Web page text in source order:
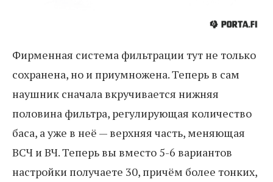
Фирменная система фильтрации тут не только
сохранена, но и приумножена. Теперь в сам
наушник сначала вкручивается нижняя
половина фильтра, регулирующая количество
баса, а уже в неё — верхняя часть, меняющая
ВСЧ и ВЧ. Теперь вы вместо 5-6 вариантов
настройки получаете 30, причём более тонких,